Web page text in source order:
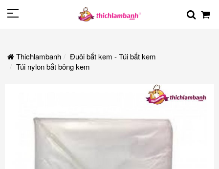
Thichlambanh
Đuôi bắt kem - Túi bắt kem
Túi nylon bắt bông kem